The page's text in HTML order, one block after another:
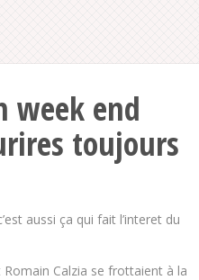
week end
toujours
aussi ça qui fait l’interet du
Calzia se frottaient à la